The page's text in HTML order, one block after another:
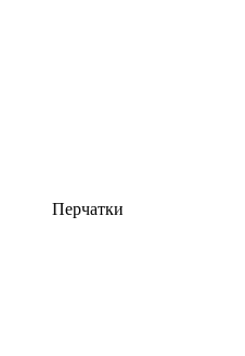
Перчатки